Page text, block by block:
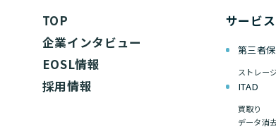
TOP
企業インタビュー
EOSL情報
採用情報
サービス
第三者
ストレー
ITAD
買取り
データ消